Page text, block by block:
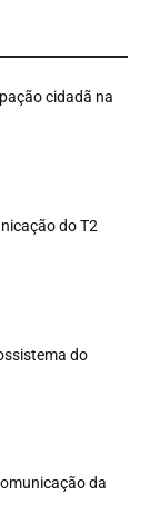
cidadã na
do T2
do
da